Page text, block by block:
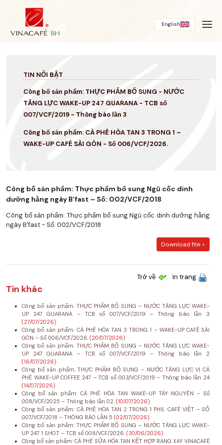
English
TIN NỔI BẬT
Công bố sản phẩm: THỰC PHẨM BỔ SUNG - NƯỚC
TĂNG LỰC WAKE-UP 247 GUARANA - TCB số
007/VCF/2019 - Thông báo lần 3
Công bố sản phẩm: CÀ PHÊ HÒA TAN 3 TRONG 1 –
WAKE-UP CAFÉ SÀI GÒN - Số 006/VCF/2026.
Công bố sản phẩm: Thực phẩm bổ sung Ngũ cốc dinh
dưỡng hằng ngày B’fast – Số: 002/VCF/2018
Công bố sản phẩm: Thực phẩm bổ sung Ngũ cốc dinh dưỡng hằng
ngày B'fast - Số: 002/VCF/2018
Download file >
Trở về In trang
Tin khác
Công bố sản phẩm: THỰC PHẨM BỔ SUNG – NƯỚC TĂNG LỰC WAKE-
UP 247 GUARANA – TCB số 007/VCF/2019 – Thông báo lần 3
(27/07/2026)
Công bố sản phẩm: CÀ PHÊ HÒA TAN 3 TRONG 1 – WAKE-UP CAFÉ SÀI
GÒN – Số 006/VCF/2026. (20/07/2026)
Công bố sản phẩm: THỰC PHẨM BỔ SUNG – NƯỚC TĂNG LỰC WAKE-
UP 247 GUARANA – TCB số 007/VCF/2019 – Thông báo lần 2
(16/07/2026)
Công bố sản phẩm: THỰC PHẨM BỔ SUNG – NƯỚC TĂNG LỰC VỊ CÀ
PHÊ WAKE-UP COFFEE 247 – TCB số 003/VCF/2019 – Thông báo lần 24
(14/07/2026)
Công bố sản phẩm: CÀ PHÊ HÒA TAN WAKE-UP TÂY NGUYÊN – Số
008/VCF/2025 – Thông báo lần 02. (10/07/2026)
Công bố sản phẩm: CÀ PHÊ HÒA TAN 2 TRONG 1 PHIL CAFÉ VIỆT – SỐ
007/VCF/2018 – THÔNG BÁO LẦN 5 (02/07/2026)
Công bố sản phẩm: THỰC PHẨM BỔ SUNG – NƯỚC TĂNG LỰC WAKE-
UP 247 1 SHOT – TCB số 008/VCF/2026. (30/06/2026)
Công bố sản phẩm: CÀ PHÊ SỮA HÒA TAN KẾT HỢP RANG XAY VINACAFÉ